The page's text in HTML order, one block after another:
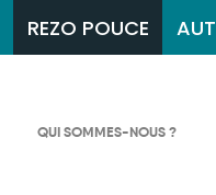
REZO POUCE
QUI SOMMES-NOUS ?